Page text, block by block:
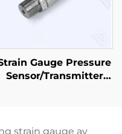
Gauge Pressure
Sensor/Transmitter
strain gauge ay